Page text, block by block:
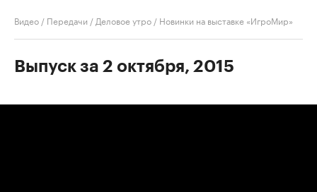
Видео / Передачи / Деловое утро / Новинки на выставке «ИгроМир»
Выпуск за 2 октября, 2015